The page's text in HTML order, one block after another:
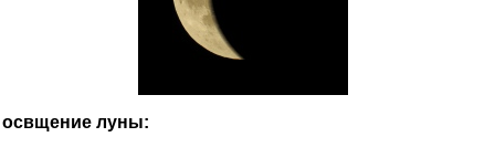
освщение луны: